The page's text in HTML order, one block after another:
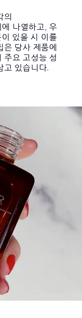
의
나열하고, 우
있을 시 이를
은 당사 제품에
주요 고성능 성
고 있습니다.